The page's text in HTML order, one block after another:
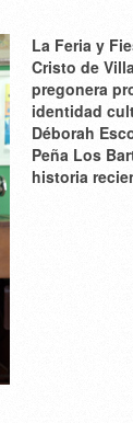
La Feria y
Cristo de
pregonera
identidad
Déborah
Peña Los
historia